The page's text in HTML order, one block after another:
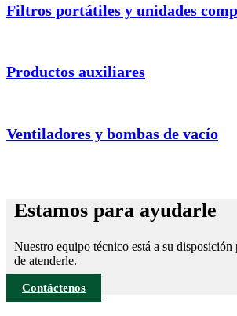
Filtros portátiles y unidades
Productos auxiliares
Ventiladores y bombas de vacío
Estamos para ayudarle
Nuestro equipo técnico está a su
de atenderle.
Contáctenos